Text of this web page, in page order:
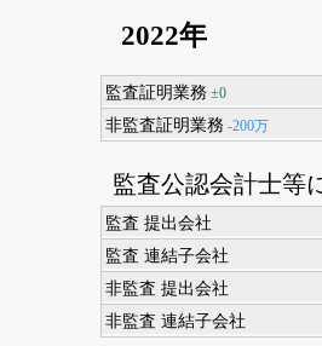
2022年
監査証明業務±0
非監査証明業務-200万
監査公認会計士等
監査 提出会社
監査 連結子会社
非監査 提出会社
非監査 連結子会社